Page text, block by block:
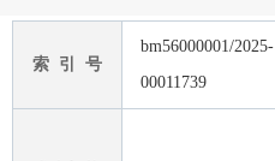
索 引 号
bm56000001/2025-
00011739